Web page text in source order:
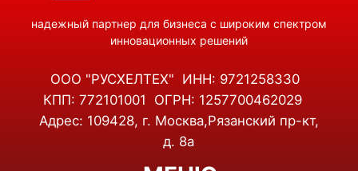
КАТАЛОГ
СТАЦИОНАРНЫЕ СИСТЕМЫ РЭБ
РЭБ НА ТЕХНИКУ
ДЕТЕКТОРЫ БПЛА
КВАДРОКОПТЕРЫ
ТЕПЛОВИЗОРЫ